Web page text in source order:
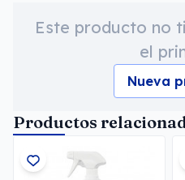
Este producto no
el
Nueva
Productos